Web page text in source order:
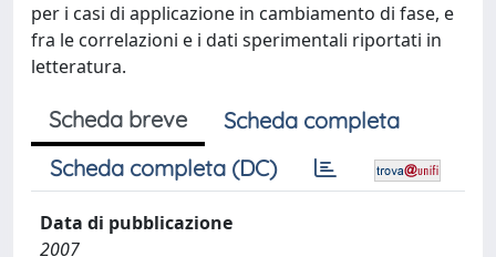
per i casi di applicazione in cambiamento di fase, e
fra le correlazioni e i dati sperimentali riportati in
letteratura.
Scheda breve
Scheda completa
Scheda completa (DC)
Data di pubblicazione
2007